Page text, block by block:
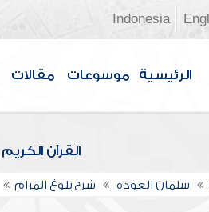
Indonesia
الرئيسية موسوعات مقالات
القرآن الكريم
سلمان العودة شرح بلوغ المرام